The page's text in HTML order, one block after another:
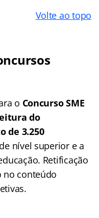
Volte ao topo
o Concurso SME
do
de 3.250
nível superior e a
Retificação
no conteúdo